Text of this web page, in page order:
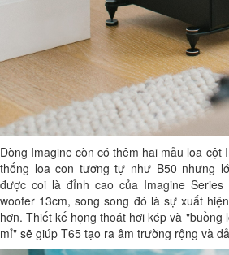
Dòng Imagine còn có thêm hai mẫu loa cột
thống loa con tương tự như B50 nhưng
được coi là đỉnh cao của Imagine
woofer 13cm, song song đó là sự xuất
hơn. Thiết kế họng thoát hơi kép và
mỉ" sẽ giúp T65 tạo ra âm trường rộng và